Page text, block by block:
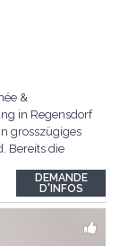
&
in Regensdorf
grosszügiges
Bereits die
und diskret
bildet
DEMANDE
D'INFOS